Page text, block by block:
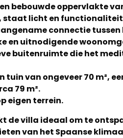
bebouwde oppervlakte
staat licht en
connectie tussen
en uitnodigende
buitenruimte die het
tuin van ongeveer 70 m²,
79 m².
eigen terrein.
de villa ideaal om te
van het Spaanse